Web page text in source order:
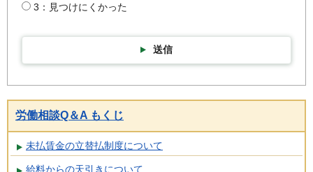
3：見つけにくかった
送信
労働相談Q＆A もくじ
未払賃金の立替払制度について
給料からの天引きについて